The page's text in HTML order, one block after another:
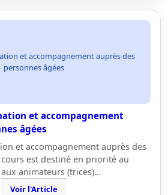
et accompagnement auprès des
personnes âgées
et accompagnement
âgées
et accompagnement auprès des
est destiné en priorité au
animateurs (trices)…
Voir l'Article